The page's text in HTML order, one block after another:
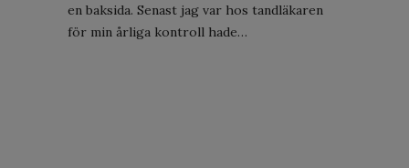
en baksida. Senast jag var hos tandläkaren
för min årliga kontroll hade…